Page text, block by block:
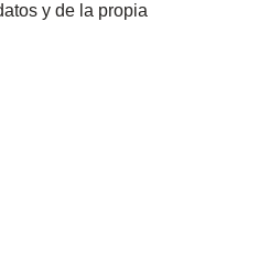
y de la propia